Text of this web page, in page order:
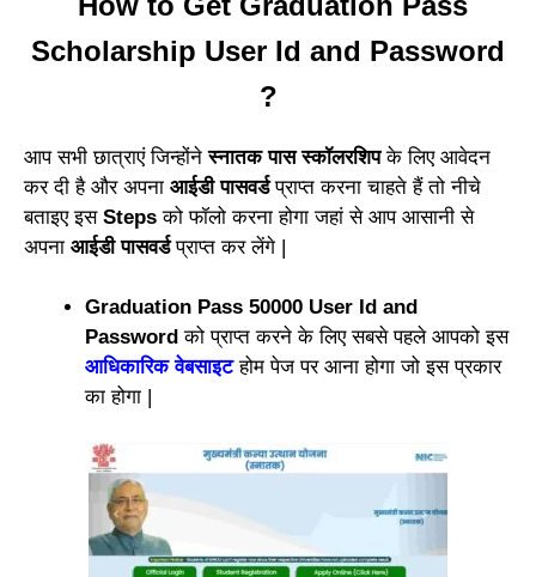
Scholarship User Id and Password
?
आप सभी छात्राएं जिन्होंनेस्नातक पास स्कॉलरशिपके लिए आवेदन
कर दी है और अपना आईडी पासवर्डप्राप्त करना चाहते हैं तो नीचे
बताइए इस Steps को फॉलो करना होगा जहां से आप आसानी से
अपना आईडी पासवर्डप्राप्त कर लेंगे |
Graduation Pass 50000 User Id and
Password को प्राप्त करने के लिए सबसे पहले आपको इस
आधिकारिक वेबसाइटहोम पेज पर आना होगा जो इस प्रकार
का होगा |